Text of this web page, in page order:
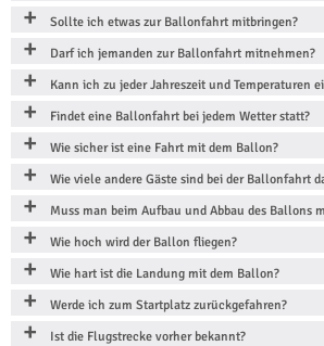
Sollte ich etwas zur Ballonfahrt mitbringen?
Darf ich jemanden zur Ballonfahrt mitnehmen?
Kann ich zu jeder Jahreszeit und Temperaturen
Findet eine Ballonfahrt bei jedem Wetter statt?
Wie sicher ist eine Fahrt mit dem Ballon?
Wie viele andere Gäste sind bei der Ballonfahrt
Muss man beim Aufbau und Abbau des Ballons
Wie hoch wird der Ballon fliegen?
Wie hart ist die Landung mit dem Ballon?
Werde ich zum Startplatz zurückgefahren?
Ist die Flugstrecke vorher bekannt?